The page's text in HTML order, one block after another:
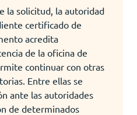
la solicitud, la autoridad
certificado de
acredita
de la oficina de
continuar con otras
Entre ellas se
ante las autoridades
de determinados